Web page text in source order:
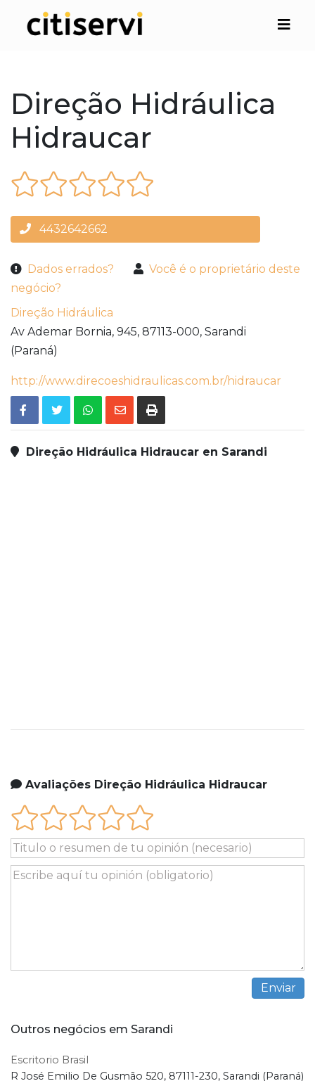
Direção Hidráulica
Hidraucar
4432642662
Dados errados?
Você é o proprietário deste
negócio?
Direção Hidráulica
Av Ademar Bornia, 945, 87113-000, Sarandi
(Paraná)
http://www.direcoeshidraulicas.com.br/hidraucar
Direção Hidráulica Hidraucar en Sarandi
Avaliações Direção Hidráulica Hidraucar
Outros negócios em Sarandi
Escritorio Brasil
R José Emilio De Gusmão 520, 87111-230, Sarandi (Paraná)